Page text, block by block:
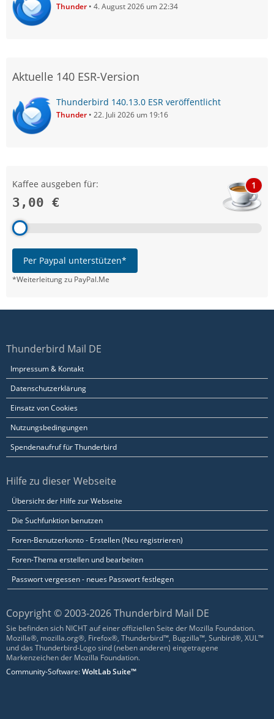
Thunder 4. August 2026 um 22:34
Aktuelle 140 ESR-Version
Thunderbird 140.13.0 ESR veröffentlicht
Thunder 22. Juli 2026 um 19:16
Kaffee ausgeben für:
3,00 €
1
Per Paypal unterstützen*
*Weiterleitung zu PayPal.Me
Thunderbird Mail DE
Impressum & Kontakt
Datenschutzerklärung
Einsatz von Cookies
Nutzungsbedingungen
Spendenaufruf für Thunderbird
Hilfe zu dieser Webseite
Übersicht der Hilfe zur Webseite
Die Suchfunktion benutzen
Foren-Benutzerkonto - Erstellen (Neu registrieren)
Foren-Thema erstellen und bearbeiten
Passwort vergessen - neues Passwort festlegen
Copyright © 2003-2026 Thunderbird Mail DE
Sie befinden sich NICHT auf einer offiziellen Seite der Mozilla Foundation.
Mozilla®, mozilla.org®, Firefox®, Thunderbird™, Bugzilla™, Sunbird®, XUL™
und das Thunderbird-Logo sind (neben anderen) eingetragene
Markenzeichen der Mozilla Foundation.
Community-Software:WoltLab Suite™